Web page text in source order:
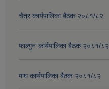
चैत्र कार्यपालिका बैठक २०८१/८२
फाल्गुन कार्यपालिका बैठक २०८१/८२
माघ कार्यपालिका बैठक २०८१/८२